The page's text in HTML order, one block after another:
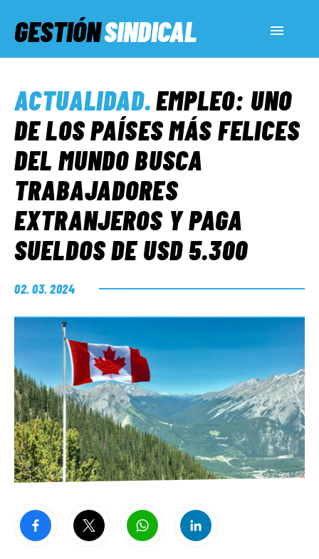
GESTIÓNSINDICAL
SERVICIOS SOCIALES
INFORMES ESPECIALES
FUERA DE MEGÁFONO
ACTUALIDAD.EMPLEO: UNO
DE LOS PAÍSES MÁS FELICES
DEL MUNDO BUSCA
TRABAJADORES
EXTRANJEROS Y PAGA
SUELDOS DE USD 5.300
02. 03. 2024